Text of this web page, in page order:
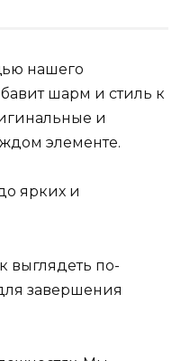
нашего
шарм и стиль к
и
элементе.
ярких и
выглядеть по-
завершения